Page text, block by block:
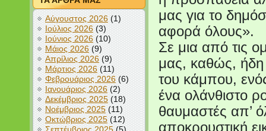
Αύγουστος 2026(1)
Ιούλιος 2026(3)
Ιούνιος 2026(10)
Μάιος 2026(9)
Απρίλιος 2026(9)
Μάρτιος 2026(11)
Φεβρουάριος 2026(6)
Ιανουάριος 2026(2)
Δεκέμβριος 2025(18)
Νοέμβριος 2025(11)
Οκτώβριος 2025(12)
μας για το
αφορά όλους».
Σε μια από τις
μας, καθώς, ήδη
του κάμπου,
ένα ολάνθιστο
θαυμαστές απ’
αποκρουστική